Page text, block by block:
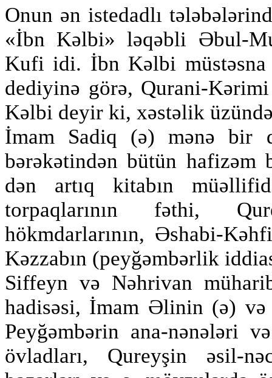
Onun ən istedadlı
«İbn Kəlbi» ləqəbli Əbul-
Kufi idi. İbn Kəlbi
dediyinə görə, Qurani-
Kəlbi deyir ki, xəstəlik
İmam Sadiq (ə) mənə bir
bərəkətindən bütün
dən artıq kitabın
torpaqlarının fəthi,
hökmdarlarının, Əshabi-
Kəzzabın (peyğəmbərlik
Siffeyn və Nəhrivan
hadisəsi, İmam Əlinin (ə) və
Peyğəmbərin ana-nənələri
övladları, Qureyşin əsil-